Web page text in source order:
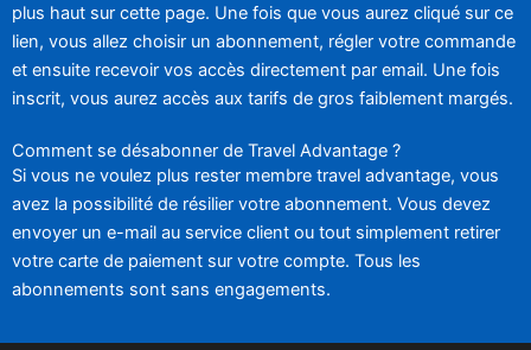
plus haut sur cette page. Une fois que vous aurez cliqué sur ce
lien, vous allez choisir un abonnement, régler votre commande
et ensuite recevoir vos accès directement par email. Une fois
inscrit, vous aurez accès aux tarifs de gros faiblement margés.
Comment se désabonner de Travel Advantage ?
Si vous ne voulez plus rester membre travel advantage, vous
avez la possibilité de résilier votre abonnement. Vous devez
envoyer un e-mail au service client ou tout simplement retirer
votre carte de paiement sur votre compte. Tous les
abonnements sont sans engagements.